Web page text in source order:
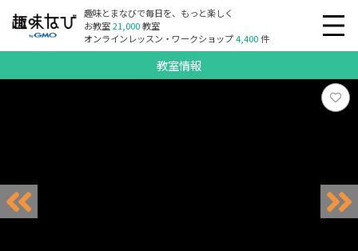
趣味とまなびで毎日を、もっと楽しく
お教室21,000教室
オンラインレッスン・ワークショップ4,400件
教室情報